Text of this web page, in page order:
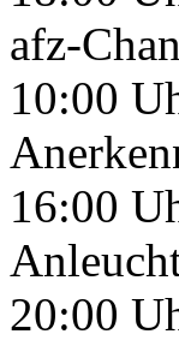
afz-
10:00
16:00
20:00